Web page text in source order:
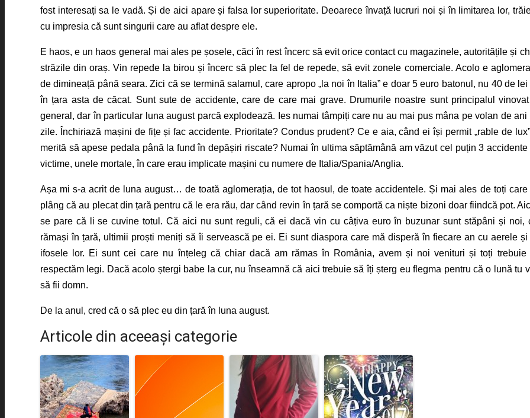
fost interesați sa le vadă. Și de aici apare și falsa lor superioritate. Deoarece învață lucruri noi și în limitarea lor,
cu impresia că sunt singurii care au aflat despre ele.
E haos, e un haos general mai ales pe șosele, căci în rest încerc să evit orice contact cu magazinele, autoritățile și
străzile din oraș. Vin repede la birou și încerc să plec la fel de repede, să evit zonele comerciale. Acolo e
de dimineață până seara. Zici că se termină salamul, care apropo „la noi în Italia” e doar 5 euro batonul, nu 40 de lei
în țara asta de căcat. Sunt sute de accidente, care de care mai grave. Drumurile noastre sunt principalul
general, dar în particular luna august parcă explodează. Ies numai tâmpiți care nu au mai pus mâna pe volan de ani
zile. Închiriază mașini de fițe și fac accidente. Prioritate? Condus prudent? Ce e aia, când ei își permit „rable de
merită să apese pedala până la fund în depășiri riscate? Numai în ultima săptămână am văzut cel puțin 3 accidente
victime, unele mortale, în care erau implicate mașini cu numere de Italia/Spania/Anglia.
Așa mi s-a acrit de luna august… de toată aglomerația, de tot haosul, de toate accidentele. Și mai ales de toți care
plâng că au plecat din țară pentru că le era rău, dar când revin în țară se comportă ca niște bizoni doar fiindcă pot.
se pare că li se cuvine totul. Că aici nu sunt reguli, că ei dacă vin cu câțiva euro în buzunar sunt stăpâni și noi,
rămași în țară, ultimii proști meniți să îi servească pe ei. Ei sunt diaspora care mă disperă în fiecare an cu aerele și
ifosele lor. Ei sunt cei care nu înțeleg că chiar dacă am rămas în România, avem și noi venituri și toți trebuie
respectăm legi. Dacă acolo ștergi babe la cur, nu înseamnă că aici trebuie să îți șterg eu flegma pentru că o lună tu
să fii domn.
De la anul, cred că o să plec eu din țară în luna august.
Articole din aceeaşi categorie